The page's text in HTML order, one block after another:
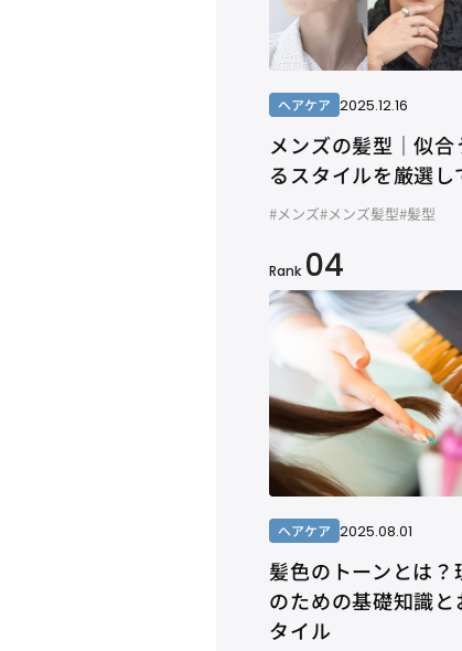
ヘアケア 2025.12.16
メンズの髪型｜似
るスタイルを厳選し
#メンズ#メンズ髪型#髪型
Rank 04
ヘアケア 2025.08.01
髪色のトーンとは？
のための基礎知識と
タイル